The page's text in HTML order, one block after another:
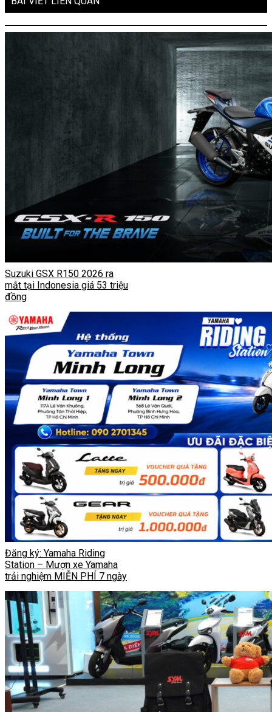
Suzuki GSX R150 2026 ra
mắt tại Indonesia giá 53 triệu
đồng
Đăng ký: Yamaha Riding
Station – Mượn xe Yamaha
trải nghiệm MIỄN PHÍ 7 ngày